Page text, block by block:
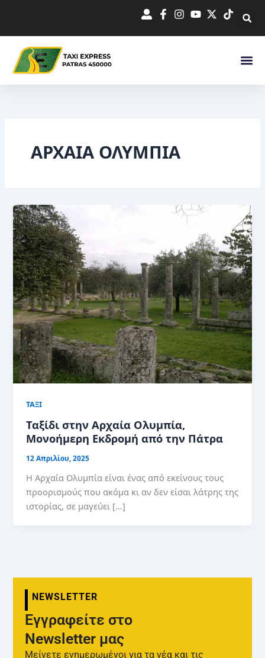
περιεχόμενο
ΑΡΧΑΙΑ ΟΛΥΜΠΙΑ
ΤΑΞΙ
Ταξίδι στην Αρχαία Ολυμπία,
Μονοήμερη Εκδρομή από την Πάτρα
12 Απριλίου, 2025
Η Αρχαία Ολυμπία είναι ένας από εκείνους τους
προορισμούς που ακόμα κι αν δεν είσαι λάτρης της
ιστορίας, σε μαγεύει […]
NEWSLETTER
Εγγραφείτε στο
Newsletter μας
Μείνετε ενημερωμένοι για τα νέα και τις